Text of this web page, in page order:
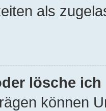
als
lösche
können